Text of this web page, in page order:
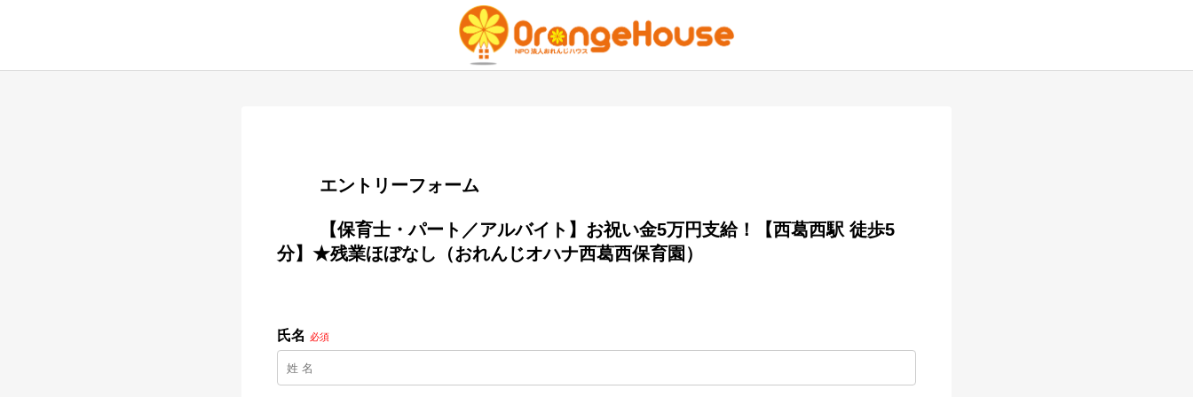
        エントリーフォーム
分】★残業ほぼなし（おれんじオハナ西葛西保育園）
氏名 必須